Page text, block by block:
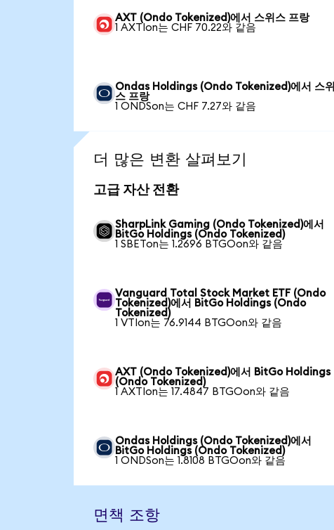
AXT (Ondo Tokenized)에서 스위스 프랑
1 AXTIon는 CHF 70.22와 같음
Ondas Holdings (Ondo Tokenized)에서 스위
스 프랑
1 ONDSon는 CHF 7.27와 같음
더 많은 변환 살펴보기
고급 자산 전환
SharpLink Gaming (Ondo Tokenized)에서
BitGo Holdings (Ondo Tokenized)
1 SBETon는 1.2696 BTGOon와 같음
Vanguard Total Stock Market ETF (Ondo
Tokenized)에서 BitGo Holdings (Ondo
Tokenized)
1 VTIon는 76.9144 BTGOon와 같음
AXT (Ondo Tokenized)에서 BitGo Holdings
(Ondo Tokenized)
1 AXTIon는 17.4847 BTGOon와 같음
Ondas Holdings (Ondo Tokenized)에서
BitGo Holdings (Ondo Tokenized)
1 ONDSon는 1.8108 BTGOon와 같음
면책 조항